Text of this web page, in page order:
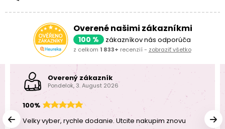
Overené našimi zákazníkmi
100 % zákazníkov nás odporúča
z celkom 1 833+ recenzií - zobraziť všetko
Overený zákazník
Pondelok, 3. August 2026
100%
Velky vyber, rychle dodanie. Utcite nakupim znovu